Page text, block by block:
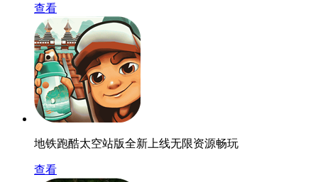
查看
地铁跑酷太空站版全新上线无限资源畅玩
查看